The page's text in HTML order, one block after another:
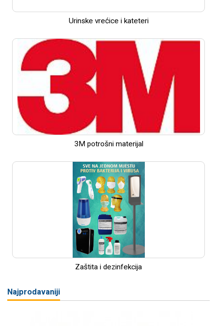
Urinske vrećice i kateteri
3M potrošni materijal
Zaštita i dezinfekcija
Najprodavaniji